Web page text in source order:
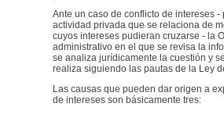
Ante un caso de conflicto de intereses
actividad privada que se relaciona de
cuyos intereses pudieran cruzarse - la
administrativo en el que se revisa la
se analiza jurídicamente la cuestión y
realiza siguiendo las pautas de la Ley
Las causas que pueden dar origen a
de intereses son básicamente tres: